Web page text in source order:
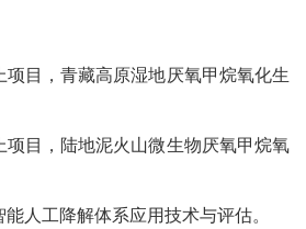
项目，青藏高原湿地厌氧甲烷氧化生
项目，陆地泥火山微生物厌氧甲烷氧
人工降解体系应用技术与评估。